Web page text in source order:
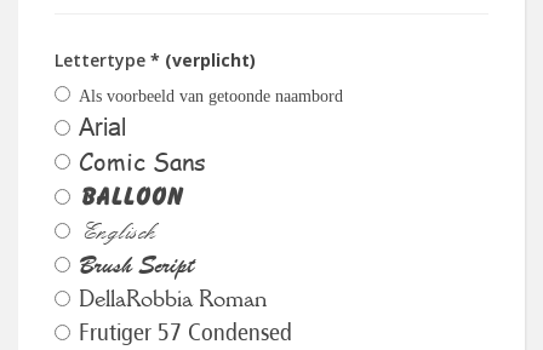
Lettertype * (verplicht)
Als voorbeeld van getoonde naambord
Arial
Comic Sans
Balloon
Englisch
Brush Script
DellaRobbia Roman
Frutiger 57 Condensed